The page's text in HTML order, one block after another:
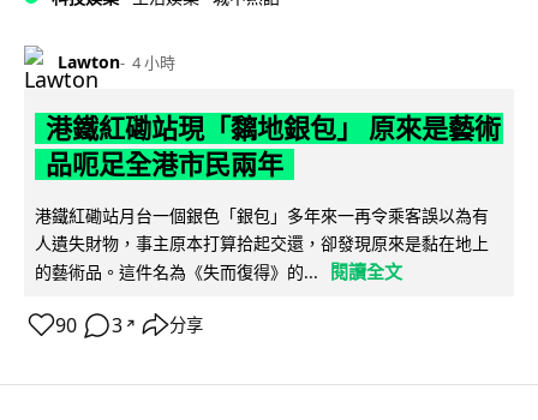
Lawton 4 小時
港鐵紅磡站現「黐地銀包」 原來是藝術
品呃足全港市民兩年
港鐵紅磡站月台一個銀色「銀包」多年來一再令乘客誤以為有
人遺失財物，事主原本打算拾起交還，卻發現原來是黏在地上
的藝術品。這件名為《失而復得》的...
閱讀全文
90 3 ↗ 分享